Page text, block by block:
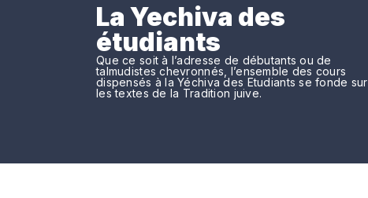
La Yechiva des
étudiants
Que ce soit à l’adresse de débutants ou de
talmudistes chevronnés, l’ensemble des cours
dispensés à la Yéchiva des Etudiants se fonde sur
les textes de la Tradition juive.